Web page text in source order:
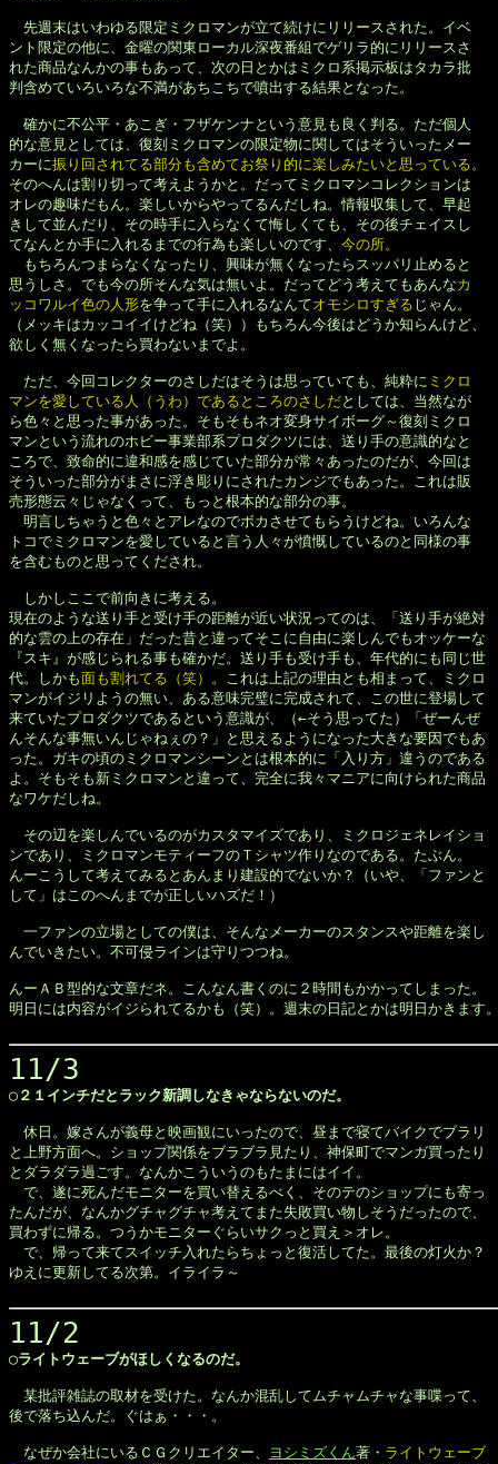
先週末はいわゆる限定ミクロマンが立て続けにリリースされた。イベ
ント限定の他に、金曜の関東ローカル深夜番組でゲリラ的にリリースさ
れた商品なんかの事もあって、次の日とかはミクロ系掲示板はタカラ批
判含めていろいろな不満があちこちで噴出する結果となった。
確かに不公平・あこぎ・フザケンナという意見も良く判る。ただ個人
的な意見としては、復刻ミクロマンの限定物に関してはそういったメー
カーに振り回されてる部分も含めてお祭り的に楽しみたいと思っている。
そのへんは割り切って考えようかと。だってミクロマンコレクションは
オレの趣味だもん。楽しいからやってるんだしね。情報収集して、早起
きして並んだり、その時手に入らなくて悔しくても、その後チェイスし
てなんとか手に入れるまでの行為も楽しいのです、 今の所。
もちろんつまらなくなったり、興味が無くなったらスッパリ止めると
思うしさ。でも今の所そんな気は無いよ。だってどう考えてもあんなカ
ッコワルイ色の人形を争って手に入れるなんてオモシロすぎる じゃん。
（メッキはカッコイイけどね（笑））もちろん今後はどうか知らんけど、
欲しく無くなったら買わないまでよ。
ただ、今回コレクターのさしだはそうは思っていても、純粋に ミクロ
マンを愛している人（うわ）であるところのさしだとしては、当然なが
ら色々と思った事があった。そもそもネオ変身サイボーグ～復刻ミクロ
マンという流れのホビー事業部系プロダクツには、送り手の意識的なと
ころで、致命的に違和感を感じていた部分が常々あったのだが、今回は
そういった部分がまさに浮き彫りにされたカンジでもあった。これは販
売形態云々じゃなくって、もっと根本的な部分の事。
明言しちゃうと色々とアレなのでボカさせてもらうけどね。いろんな
トコでミクロマンを愛していると言う人々が憤慨しているのと同様の事
を含むものと思ってくだされ。
しかしここで前向きに考える。
現在のような送り手と受け手の距離が近い状況ってのは、「送り手が絶対
的な雲の上の存在」だった昔と違ってそこに自由に楽しんでもオッケーな
『スキ』が感じられる事も確かだ。送り手も受け手も、年代的にも同じ世
代。しかも面も割れてる（笑）。 これは上記の理由とも相まって、ミクロ
マンがイジリようの無い、ある意味完璧に完成されて、この世に登場して
来ていたプロダクツであるという意識が、（←そう思ってた）「ぜーんぜ
んそんな事無いんじゃねぇの？」と思えるようになった大きな要因でもあ
った。ガキの頃のミクロマンシーンとは根本的に「入り方」違うのである
よ。そもそも新ミクロマンと違って、完全に我々マニアに向けられた商品
なワケだしね。
その辺を楽しんでいるのがカスタマイズであり、ミクロジェネレイショ
ンであり、ミクロマンモティーフのＴシャツ作りなのである。たぶん。
んーこうして考えてみるとあんまり建設的でないか？（いや、「ファンと
して」はこのへんまでが正しいハズだ！）
一ファンの立場としての僕は、そんなメーカーのスタンスや距離を楽し
んでいきたい。不可侵ラインは守りつつね。
んーＡＢ型的な文章だネ。こんなん書くのに２時間もかかってしまった。
明日には内容がイジられてるかも（笑）。週末の日記とかは明日かきます
11/3
◯２１インチだとラック新調しなきゃならないのだ。
休日。嫁さんが義母と映画観にいったので、昼まで寝てバイクでブラ
と上野方面へ。ショップ関係をブラブラ見たり、神保町でマンガ買ったり
とダラダラ過ごす。なんかこういうのもたまにはイイ。
で、遂に死んだモニターを買い替えるべく、そのテのショップにも寄っ
たんだが、なんかグチャグチャ考えてまた失敗買い物しそうだったので、
買わずに帰る。つうかモニターぐらいサクっと買え＞オレ。
で、帰って来てスイッチ入れたらちょっと復活してた。最後の灯火か？
ゆえに更新してる次第。イライラ～
11/2
◯ライトウェーブがほしくなるのだ。
某批評雑誌の取材を受けた。なんか混乱してムチャムチャな事喋って、
後で落ち込んだ。ぐはぁ・・・。
なぜか会社にいるＣＧクリエイター、 ヨシミズくん著・ ライトウェーブ